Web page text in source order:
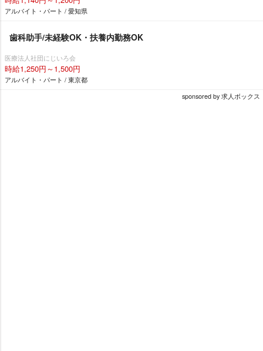
アルバイト・パート / 愛知県
歯科助手/未経験OK・扶養内勤務OK
医療法人社団にじいろ会
時給1,250円～1,500円
アルバイト・パート / 東京都
sponsored by 求人ボックス